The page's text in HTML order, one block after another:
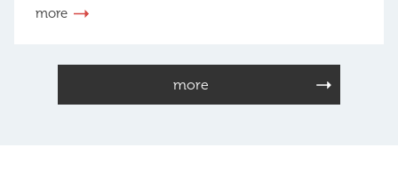
more
more